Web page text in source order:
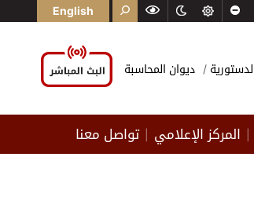
English
ديوان المحاسبة
المركز الإعلامي تواصل معنا